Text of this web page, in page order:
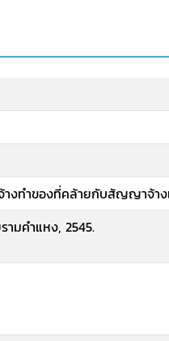
งทำของที่คล้ายกับสัญญาจ้าง
มคำแหง, 2545.